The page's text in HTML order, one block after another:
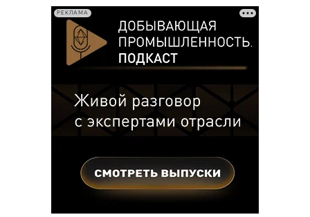
РЕКЛАМА